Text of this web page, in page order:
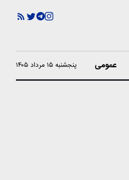
عمومی پنجشنبه ۱۵ مرداد ۱۴۰۵